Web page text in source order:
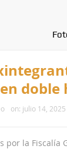
doble
on: julio 14, 2025
por la